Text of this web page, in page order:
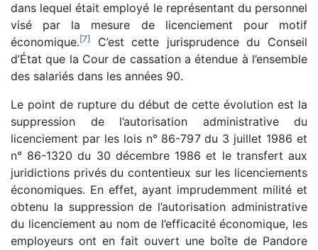
dans lequel était employé le représentant du personnel
visé par la mesure de licenciement pour motif
économique.[7]
C’est cette jurisprudence du Conseil
d’État que la Cour de cassation a étendue à l’ensemble
des salariés dans les années 90.
Le point de rupture du début de cette évolution est la
suppression de l’autorisation administrative du
licenciement par les lois n° 86-797 du 3 juillet 1986 et
n° 86-1320 du 30 décembre 1986 et le transfert aux
juridictions privés du contentieux sur les licenciements
économiques. En effet, ayant imprudemment milité et
obtenu la suppression de l’autorisation administrative
du licenciement au nom de l’efficacité économique, les
employeurs ont en fait ouvert une boîte de Pandore